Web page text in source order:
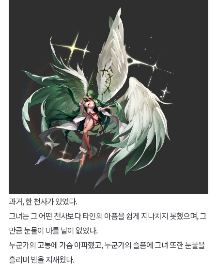
과거, 한 천사가 있었다.
그녀는 그 어떤 천사보다 타인의 아픔을 쉽게 지나치지 못했으며, 그
만큼 눈물이 마를 날이 없었다.
누군가의 고통에 가슴 아파했고, 누군가의 슬픔에 그녀 또한 눈물을
흘리며 밤을 지새웠다.